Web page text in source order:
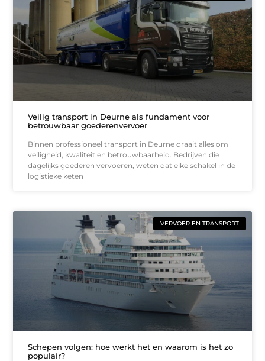
Veilig transport in Deurne als fundament voor
betrouwbaar goederenvervoer
Binnen professioneel transport in Deurne draait alles om
veiligheid, kwaliteit en betrouwbaarheid. Bedrijven die
dagelijks goederen vervoeren, weten dat elke schakel in de
logistieke keten
VERVOER EN TRANSPORT
Schepen volgen: hoe werkt het en waarom is het zo
populair?